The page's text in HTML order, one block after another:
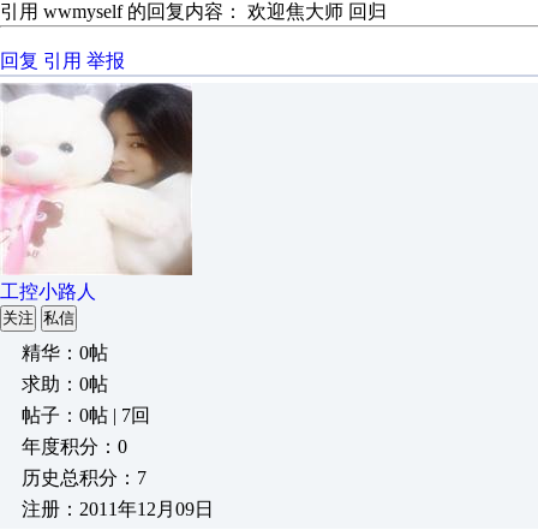
引用 wwmyself 的回复内容： 欢迎焦大师 回归
回复 引用 举报
工控小路人
关注 私信
精华：0帖
求助：0帖
帖子：0帖 | 7回
年度积分：0
历史总积分：7
注册：2011年12月09日